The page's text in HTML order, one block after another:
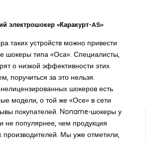
электрошокер «Каракурт-AS»
таких устройств можно привести
шокеры типа «Оса». Специалисты,
о низкой эффективности этих
поручиться за это нельзя.
шокеров есть
модели, о той же «Осе» в сети
покупателей. Noname-шокеры у
не популярнее, чем продукция
производителей. Мы уже отметили,